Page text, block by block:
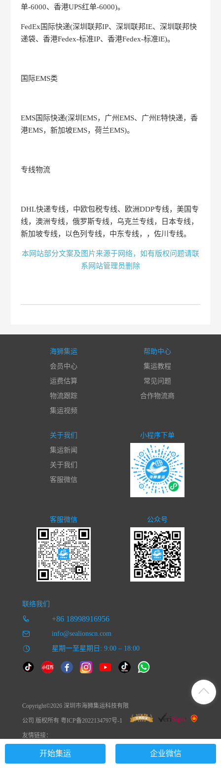
单-6000、香港UPS红单-6000)。
FedEx国际快递(深圳联邦IP、深圳联邦IE、深圳联邦快
递袋、香港Fedex-标准IP、香港Fedex-标准lE)。
国际EMS类
EMS国际快递(深圳EMS，广州EMS、广州E特快递，香
港EMS，新加坡EMS，荷兰EMS)。
专线物流
DHL快递专线，中欧包税专线、欧洲DDP专线，美国专
线，澳洲专线，俄罗斯专线，乌克兰专线，日本专线，
新加坡专线，以色列专线，中东专线，，佐川专线。
本网站部分文案及图片来源于网络，如有版权问题请联
系网站管理员删除
海狮集运
会员中心
运费估算
物流跟踪
集运视频
帮助中心
集运教程
常见问题
合作物流商
关于我们
集运新闻
关于我们
客服微信
小程序下单
客服微信 公众号
联络我们
+86 18998916956
info@sealionscn.com
星期一至星期日: 9:00 – 18:00
Copyright©2026 深圳市海狮集运科技有限
公司 版权所有 粤ICP备2022134797号-1
友情链接：
开始集运 企业微信